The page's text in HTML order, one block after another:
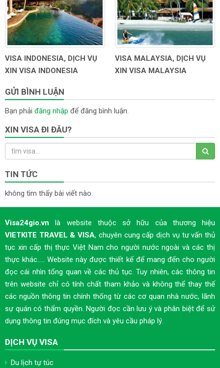
VISA INDONESIA, DỊCH VỤ
XIN VISA INDONESIA
VISA MALAYSIA, DỊCH VỤ
XIN VISA MALAYSIA
GỬI BÌNH LUẬN
Bạn phải đăng nhập để đăng bình luận.
XIN VISA ĐI ĐÂU?
TIN TỨC
không tìm thấy bài viết nào.
Visa24gio.vn là website thuộc sở hữu của thương hiệu
VIETKITE TRAVEL & VISA, chuyên cung cấp dịch vụ tư vấn thủ
tục xin cấp thị thực Việt Nam cho người nước ngoài và các thị
thực khác..... Website này được thiết kế để mang đến cho người
đọc cái nhìn tổng quan về các thủ tục. Tuy nhiên, các thông tin
trên website chỉ có tính chất tham khảo và không thể thay thế
các nguồn thông tin chính thống từ các cơ quan nhà nước, lãnh
sự quán có thẩm quyền. Người đọc cần lưu ý và phân biệt để sử
dụng thông tin đúng mục đích và yêu cầu pháp lý.
DỊCH VỤ VISA
Du lịch tự túc